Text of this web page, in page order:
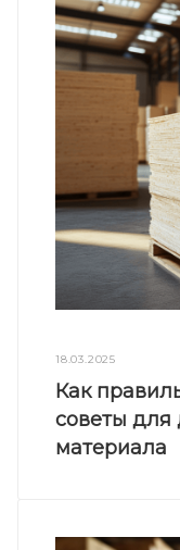
18.03.2025
Как
советы для
материала